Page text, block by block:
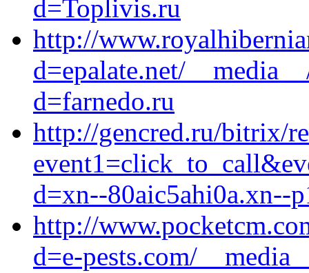
d=Toplivis.ru
http://
d=epalate.net/
d=farnedo.ru
http://gencred.ru/bitrix/
d=xn--80aic5ahi0a.xn--
http://
d=e-pests.com/